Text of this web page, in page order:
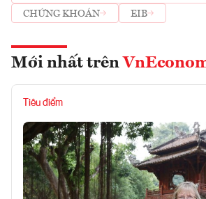
CHỨNG KHOÁN
EIB
Mới nhất trên
Tiêu điểm